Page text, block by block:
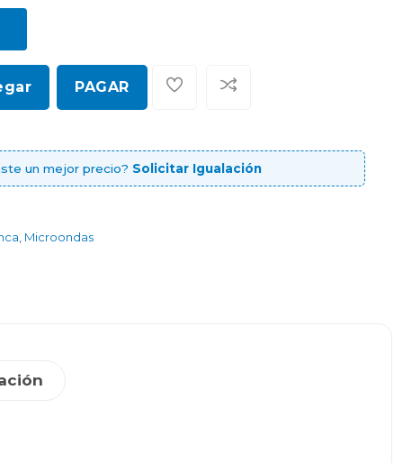
PAGAR
un mejor precio? Solicitar Igualación
Microondas